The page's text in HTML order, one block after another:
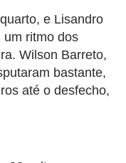
e Lisandro
um ritmo dos
Wilson Barreto,
bastante,
até o desfecho,